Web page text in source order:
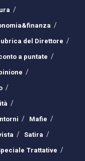
del Direttore
a puntate
Mafie
Satira
Trattative